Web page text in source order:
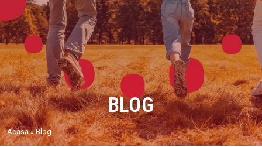
BLOG
Acasa»Blog